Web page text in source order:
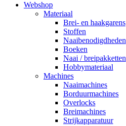
Webshop
Materiaal
Brei- en haakgarens
Stoffen
Naaibenodigdheden
Boeken
Naai / breipakketten
Hobbymateriaal
Machines
Naaimachines
Borduurmachines
Overlocks
Breimachines
Strijkapparatuur